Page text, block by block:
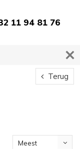
11 94 81 76
Terug
Meest